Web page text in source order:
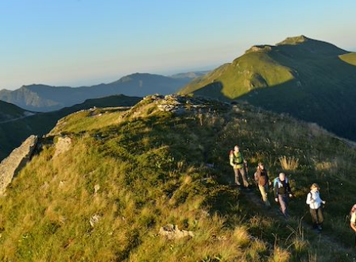
98% de satisfaction(45 avis
Environnement
Volcans